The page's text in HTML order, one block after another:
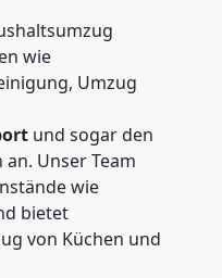
wie
Umzug
und sogar den
Unser Team
wie
bietet
von Küchen und